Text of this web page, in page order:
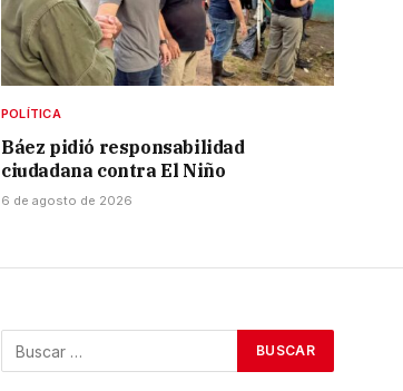
POLÍTICA
Báez pidió responsabilidad
ciudadana contra El Niño
6 de agosto de 2026